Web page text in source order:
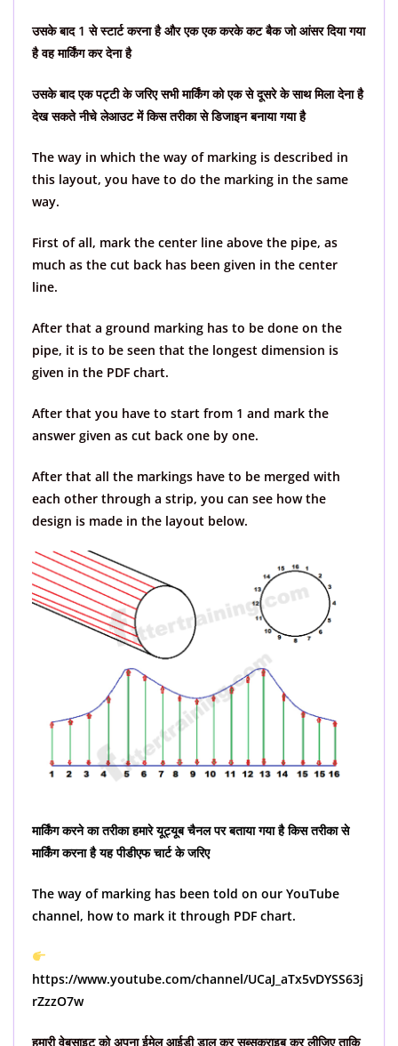
उसके बाद 1 से स्टार्ट करना है और एक एक करके कट बैक जो आंसर दिया गया
है वह मार्किंग कर देना है
उसके बाद एक पट्टी के जरिए सभी मार्किंग को एक से दूसरे के साथ मिला देना है
देख सकते नीचे लेआउट में किस तरीका से डिजाइन बनाया गया है
The way in which the way of marking is described in
this layout, you have to do the marking in the same
way.
First of all, mark the center line above the pipe, as
much as the cut back has been given in the center
line.
After that a ground marking has to be done on the
pipe, it is to be seen that the longest dimension is
given in the PDF chart.
After that you have to start from 1 and mark the
answer given as cut back one by one.
After that all the markings have to be merged with
each other through a strip, you can see how the
design is made in the layout below.
मार्किंग करने का तरीका हमारे यूट्यूब चैनल पर बताया गया है किस तरीका से
मार्किंग करना है यह पीडीएफ चार्ट के जरिए
The way of marking has been told on our YouTube
channel, how to mark it through PDF chart.
https://www.youtube.com/channel/UCaJ_aTx5vDYSS63j
rZzzO7w
हमारी वेबसाइट को अपना ईमेल आईडी डाल कर सब्सक्राइब कर लीजिए ताकि